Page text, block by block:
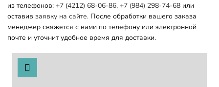
из телефонов: +7 (4212) 68-06-86, +7 (984) 298-74-68 или
оставив заявку на сайте. После обработки вашего заказа
менеджер свяжется с вами по телефону или электронной
почте и уточнит удобное время для доставки.